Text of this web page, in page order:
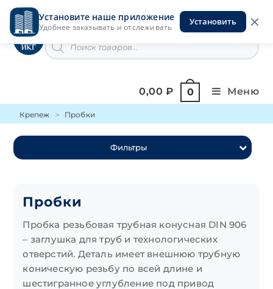
Установите наше приложение
Удобнее заказывать и отслеживать
Установить
Перейти
содержимомуИнструменты на Горской
товаров
0,00₽ 0 Меню
Крепеж Пробки
Фильтры
Пробки
Пробка резьбовая трубная конусная DIN 906
– заглушка для труб и технологических
отверстий. Деталь имеет внешнюю трубную
коническую резьбу по всей длине и
шестигранное углубление под привод